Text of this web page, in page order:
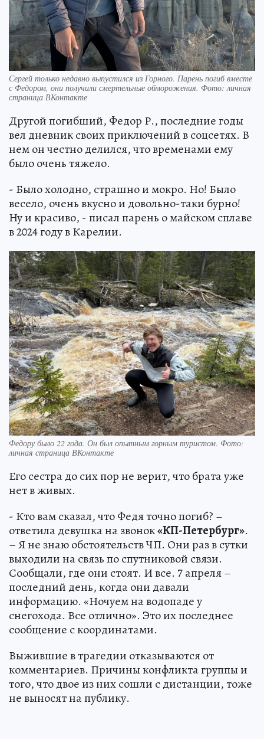
Сергей только недавно выпустился из Горного. Парень погиб вместе
с Федором, они получили смертельные обморожения. Фото: личная
страница ВКонтакте
Другой погибший, Федор Р., последние годы
вел дневник своих приключений в соцсетях. В
нем он честно делился, что временами ему
было очень тяжело.
- Было холодно, страшно и мокро. Но! Было
весело, очень вкусно и довольно-таки бурно!
Ну и красиво, - писал парень о майском сплаве
в 2024 году в Карелии.
Федору было 22 года. Он был опытным горным туристом. Фото:
личная страница ВКонтакте
Его сестра до сих пор не верит, что брата уже
нет в живых.
- Кто вам сказал, что Федя точно погиб? –
ответила девушка на звонок«КП-Петербург».
– Я не знаю обстоятельств ЧП. Они раз в сутки
выходили на связь по спутниковой связи.
Сообщали, где они стоят. И все. 7 апреля –
последний день, когда они давали
информацию. «Ночуем на водопаде у
снегохода. Все отлично». Это их последнее
сообщение с координатами.
Выжившие в трагедии отказываются от
комментариев. Причины конфликта группы и
того, что двое из них сошли с дистанции, тоже
не выносят на публику.